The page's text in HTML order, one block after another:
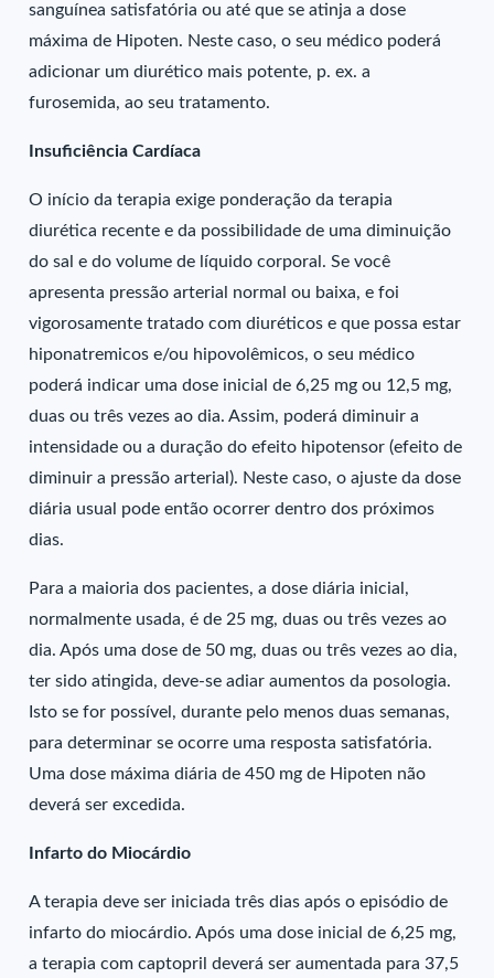
sanguínea satisfatória ou até que se atinja a dose
máxima de Hipoten. Neste caso, o seu médico poderá
adicionar um diurético mais potente, p. ex. a
furosemida, ao seu tratamento.
Insuficiência Cardíaca
O início da terapia exige ponderação da terapia
diurética recente e da possibilidade de uma diminuição
do sal e do volume de líquido corporal. Se você
apresenta pressão arterial normal ou baixa, e foi
vigorosamente tratado com diuréticos e que possa estar
hiponatremicos e/ou hipovolêmicos, o seu médico
poderá indicar uma dose inicial de 6,25 mg ou 12,5 mg,
duas ou três vezes ao dia. Assim, poderá diminuir a
intensidade ou a duração do efeito hipotensor (efeito de
diminuir a pressão arterial). Neste caso, o ajuste da dose
diária usual pode então ocorrer dentro dos próximos
dias.
Para a maioria dos pacientes, a dose diária inicial,
normalmente usada, é de 25 mg, duas ou três vezes ao
dia. Após uma dose de 50 mg, duas ou três vezes ao dia,
ter sido atingida, deve-se adiar aumentos da posologia.
Isto se for possível, durante pelo menos duas semanas,
para determinar se ocorre uma resposta satisfatória.
Uma dose máxima diária de 450 mg de Hipoten não
deverá ser excedida.
Infarto do Miocárdio
A terapia deve ser iniciada três dias após o episódio de
infarto do miocárdio. Após uma dose inicial de 6,25 mg,
a terapia com captopril deverá ser aumentada para 37,5